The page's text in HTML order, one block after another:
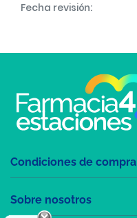
Fecha revisión:
Condiciones de compra
Sobre nosotros